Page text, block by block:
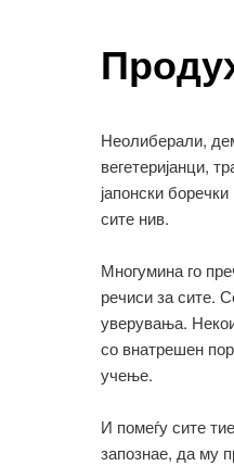
Неолиберали,
вегетеријанци,
јапонски
сите нив.
Многумина го
речиси за сите.
уверувања.
со внатрешен
учење.
И помеѓу сите
запознае, да му